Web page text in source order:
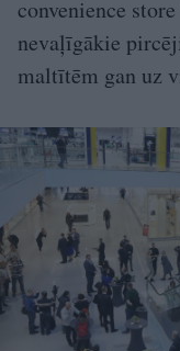
convenience
nevaļīgākie
maltītēm gan uz